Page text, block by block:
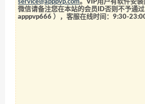
service@apppvp.com。VIP用户有软件安
微信请备注您在本站的会员ID否则不予通过
apppvp666 ），客服在线时间：9:30-